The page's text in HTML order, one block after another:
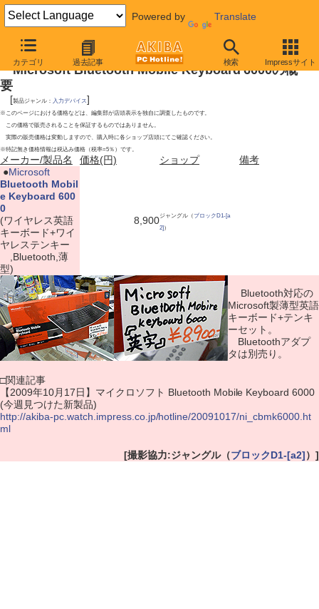
Powered by Translate
カテゴリ 過去記事 検索 Impressサイト
2010年1月23日号
Microsoft Bluetooth Mobile Keyboard 6000の概
要
[製品ジャンル： 入力デバイス]
※このページにおける価格などは、編集部が店頭表示を独自に調査したものです。
この価格で販売されることを保証するものではありません。
実際の販売価格は変動しますので、購入時に各ショップ店頭にてご確認ください。
※特記無き価格情報は税込み価格（税率=5％）です。
メーカー/製品名 価格(円) ショップ
備考
●Microsoft
Bluetooth Mobil
e Keyboard 600
0
(ワイヤレス英語
キーボード+ワイ
ヤレステンキー
,Bluetooth,薄
型)
8,900ジャングル（ブロックD1-[a
2] ）
Bluetooth対応の
Microsoft製薄型英語
キーボード+テンキ
ーセット。
Bluetoothアダプ
タは別売り。
□関連記事
【2009年10月17日】マイクロソフト Bluetooth Mobile Keyboard 6000
(今週見つけた新製品)
http://akiba-pc.watch.impress.co.jp/hotline/20091017/ni_cbmk6000.ht
ml
[撮影協力:ジャングル（ブロックD1-[a2]）]